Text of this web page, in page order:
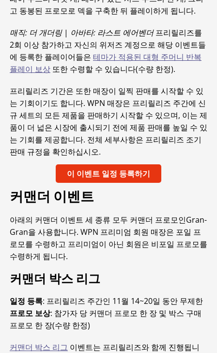
고 동봉된 프로모로 덱을 구축한 뒤 플레이하게 됩니다.
매직: 더 개더링| 아바타: 라스트 에어벤더프리릴리즈를
2회 이상 참가하고 자신의 위저즈 계정으로 해당 이벤트들
에 등록한 플레이어들은 테마가 적용된 대형 주머니 반복
플레이 보상 또한 수령할 수 있습니다(수량 한정).
프리릴리즈 기간은 또한 매장이 일찍 판매를 시작할 수 있
는 기회이기도 합니다. WPN 매장은 프리릴리즈 주간에 신
규 세트의 모든 제품을 판매하기 시작할 수 있으며, 이는 제
품이 더 넓은 시장에 출시되기 전에 제품 판매를 높일 수 있
는 기회를 제공합니다. 전체 세부사항은 프리릴리즈 조기
판매 규정을 확인하십시오.
이 이벤트 일정 등록하기
커맨더 이벤트
아래의 커맨더 이벤트 세 종류 모두 커맨더 프로모인Gran-
Gran을 사용합니다. WPN 프리미엄 회원 매장은 포일 프
로모를 수령하고 프리미엄이 아닌 회원은 비포일 프로모를
수령하게 됩니다.
커맨더 박스 리그
일정 등록: 프리릴리즈 주간인 11월 14~20일 동안 무제한
프로모 보상: 참가자 당 커맨더 프로모 한 장 및 박스 구매
프로모 한 장(수량 한정)
커맨더 박스 리그 이벤트는 프리릴리즈와 함께 진행됩니